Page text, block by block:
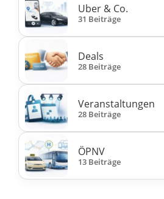
Uber & Co.
31 Beiträge
Deals
28 Beiträge
Veranstaltungen
28 Beiträge
ÖPNV
13 Beiträge